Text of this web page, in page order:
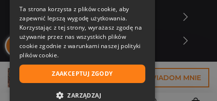
37,43 zł POWIADOM MNIE
Nasza oferta
Nasi autorzy
Ta strona korzysta z plików cookie, aby
zapewnić lepszą wygodę użytkowania.
Korzystając z tej strony, wyrażasz zgodę na
używanie przez nas wszystkich plików
cookie zgodnie z warunkami naszej polityki
plików cookie.
ZAAKCEPTUJ ZGODY
ZARZĄDZAJ